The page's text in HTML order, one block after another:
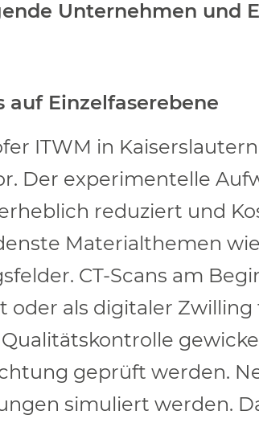
Unternehmen und
Einzelfaserebene
ITWM in
Der experimentelle
reduziert und
Materialthemen
CT-Scans am
als digitaler
geprüft werden.
simuliert werden.